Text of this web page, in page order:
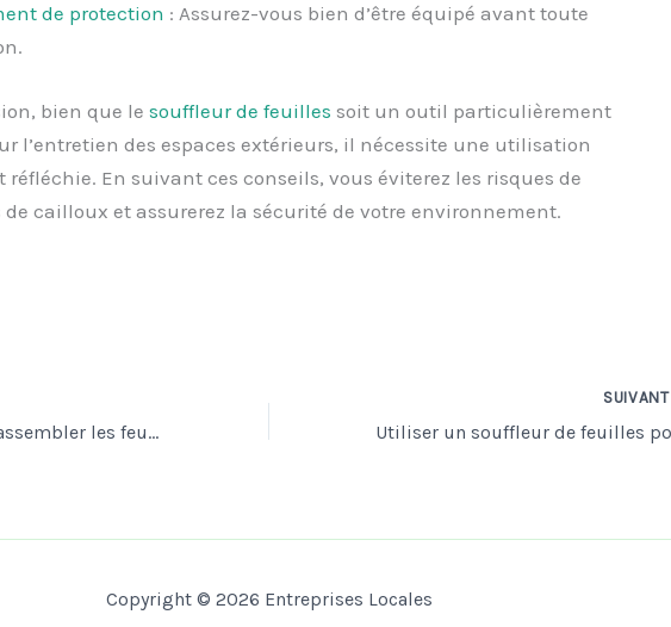
de protection : Assurez-vous bien d’être équipé avant toute
bien que le souffleur de feuilles soit un outil particulièrement
l’entretien des espaces extérieurs, il nécessite une utilisation
réfléchie. En suivant ces conseils, vous éviterez les risques de
cailloux et assurerez la sécurité de votre environnement.
Technique pour rassembler les feuilles vite avec un souffleur
SUIVANT
Copyright © 2026 Entreprises Locales